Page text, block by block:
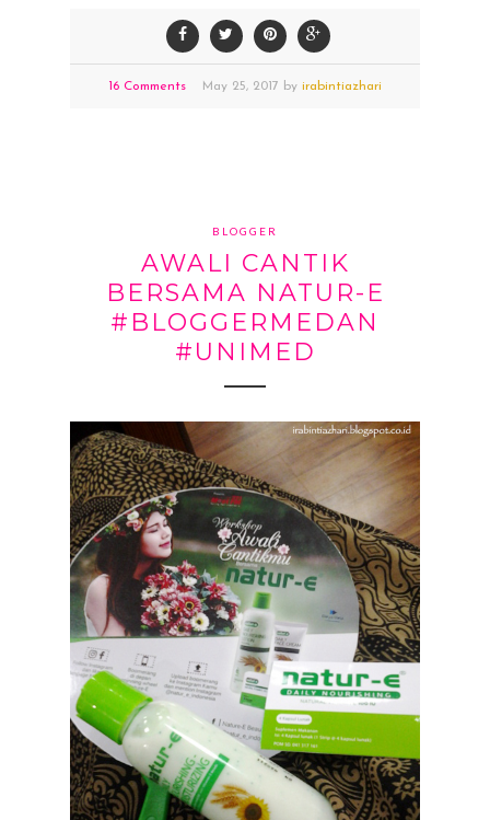
16 Comments May 25, 2017 by irabintiazhari
BLOGGER
AWALI CANTIK
BERSAMA NATUR-E
#BLOGGERMEDAN
#UNIMED